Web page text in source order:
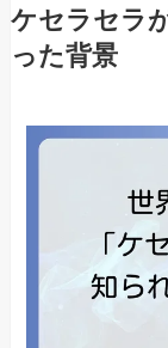
ケセラセラ
った背景